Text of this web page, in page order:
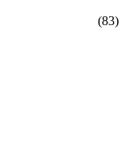
(83)